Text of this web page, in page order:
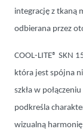
integrację z tkaną
odbierana przez
COOL-LITE® SKN
która jest spójna
szkła w
podkreśla
wizualną